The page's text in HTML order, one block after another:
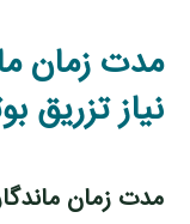
مدت زمان
نیاز تزریق
مدت زمان